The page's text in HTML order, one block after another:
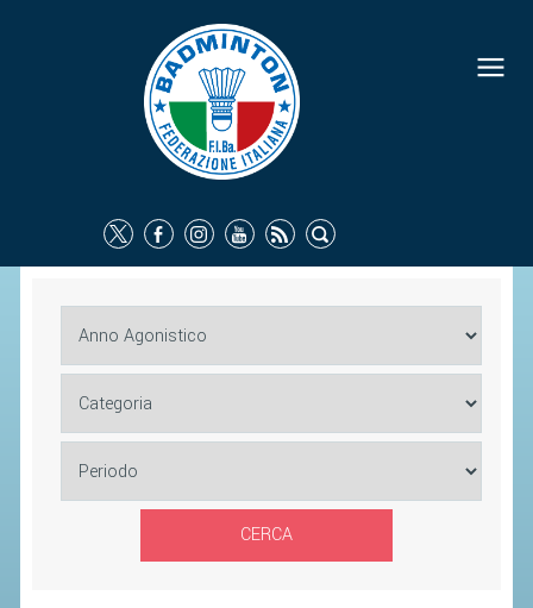
CERCA
FEDERAZIONE
IDENTITÀ
COMMISSIONI FEDERALI
ORGANI TERRITORIALI
SOCIETÀ SPORTIVE
TUTELA DELLA SALUTE -
COMUNICAZIONE E MARKETING
SEGRETERIA FEDERALE